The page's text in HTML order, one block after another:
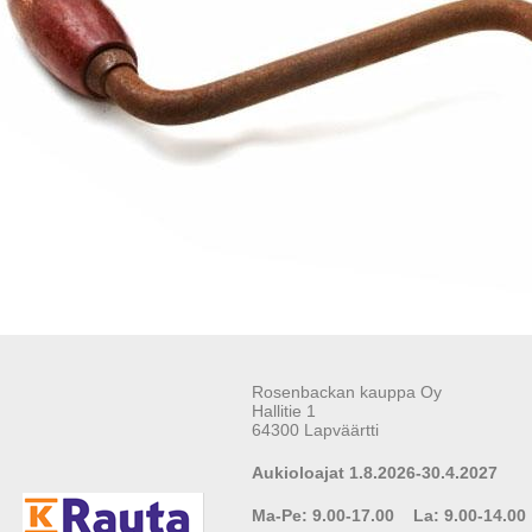
Rosenbackan kauppa Oy
Hallitie 1
64300 Lapväärtti
Aukioloajat 1.8.2026-30.4.2027
Ma-Pe: 9.00-17.00 La: 9.00-14.00